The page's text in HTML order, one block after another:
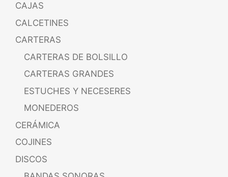
CAJAS
CALCETINES
CARTERAS
CARTERAS DE BOLSILLO
CARTERAS GRANDES
ESTUCHES Y NECESERES
MONEDEROS
CERÁMICA
COJINES
DISCOS